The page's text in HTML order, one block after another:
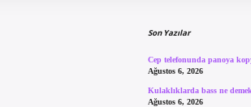
Son Yazılar
Cep telefonunda panoya
Ağustos 6, 2026
Kulaklıklarda bass ne
Ağustos 6, 2026